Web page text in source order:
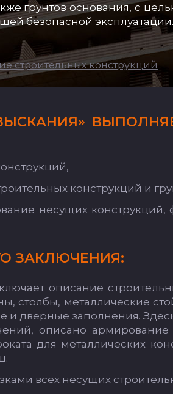
грун­тов ос­но­ва­ния, с
бе­зо­пас­ной экс­плу­ата­ции.
строительных конструкций
конс­трук­ций и
не­су­щих
ЗАК­ЛЮ­ЧЕ­НИЯ:
опи­са­ние
стол­бы, ме­тал­ли­чес­кие
и двер­ные за­пол­не­ния.
опи­са­но ар­ми­ро­ва­ние
для ме­тал­ли­чес­ких
всех не­су­щих